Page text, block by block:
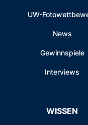
UW-
News
Gewinnspiele
Interviews
WISSEN